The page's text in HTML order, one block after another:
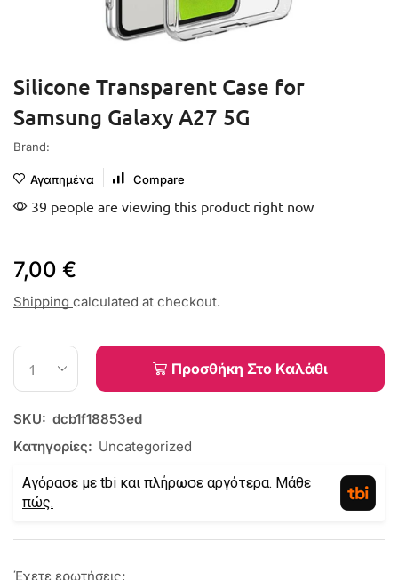
Silicone Transparent Case for
Samsung Galaxy A27 5G
Brand:
Αγαπημένα Compare
39 people are viewing this product right now
7,00 €
Shipping calculated at checkout.
Προσθήκη Στο Καλάθι
SKU: dcb1f18853ed
Κατηγορίες: Uncategorized
Αγόρασε με tbi και πλήρωσε αργότερα. Μάθε
πώς.
Έχετε ερωτήσεις;